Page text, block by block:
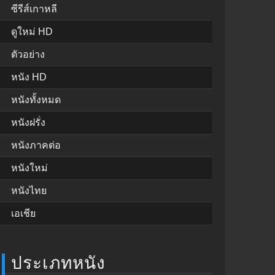
ซีรีส์เกาหลี
ดูใหม่ HD
ตัวอย่าง
หนัง HD
หนังทั้งหมด
หนังฝรั่ง
หนังภาคต่อ
หนังใหม่
หนังไทย
เอเชีย
ประเภทหนัง